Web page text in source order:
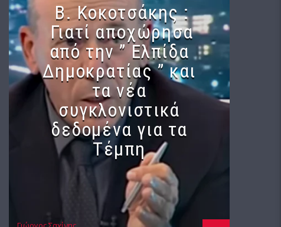
Β. Κοκοτσάκης :
Γιατί αποχώρησα
από την ” Ελπίδα
Δημοκρατίας ” και
τα νέα
συγκλονιστικά
δεδομένα για τα
Τέμπη